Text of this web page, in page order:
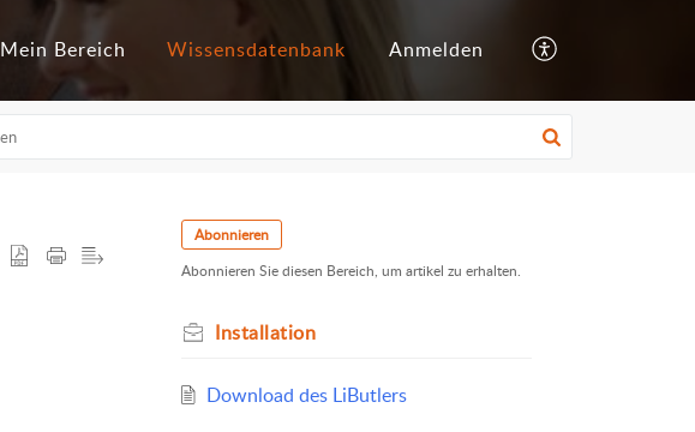
Mein Bereich Wissensdatenbank Anmelden
Abonnieren
Abonnieren Sie diesen Bereich, um artikel zu erhalten.
Installation
Download des LiButlers